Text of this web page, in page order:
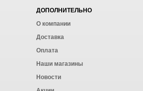
ДОПОЛНИТЕЛЬНО
О компании
Доставка
Оплата
Наши магазины
Новости